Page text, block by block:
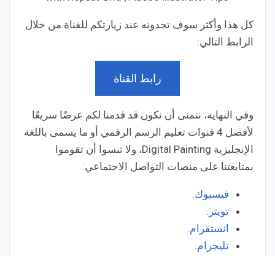
كل هذا وأكثر سوف تجدونه عند زيارتكم للقناة من خلال
الرابط التالي:
رابط القناة
وفي النهاية، نتمنى أن نكون قد قدمنا لكم عرضًا سريعًا
لأفضل 4 قنوات تعليم الرسم الرقمي أو ما يسمى باللغة
الإنجليزية Digital Painting، ولا تنسوا أن تقوموا
بمتابعتنا على منصات التواصل الاجتماعي:
فيسبوك.
تويتر .
انستقرام.
تليجرام.